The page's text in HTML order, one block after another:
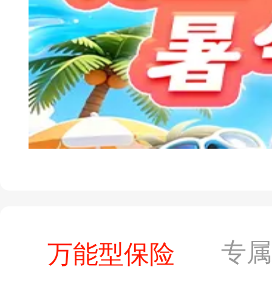
万能型保险 专